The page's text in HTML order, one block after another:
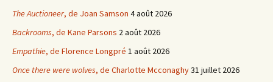
The Auctioneer, de Joan Samson 4 août 2026
Backrooms, de Kane Parsons 2 août 2026
Empathie, de Florence Longpré 1 août 2026
Once there were wolves, de Charlotte Mcconaghy31 juillet 2026